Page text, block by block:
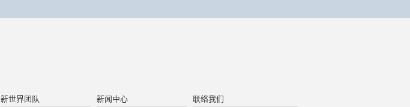
新世界团队
新闻中心
联络我们